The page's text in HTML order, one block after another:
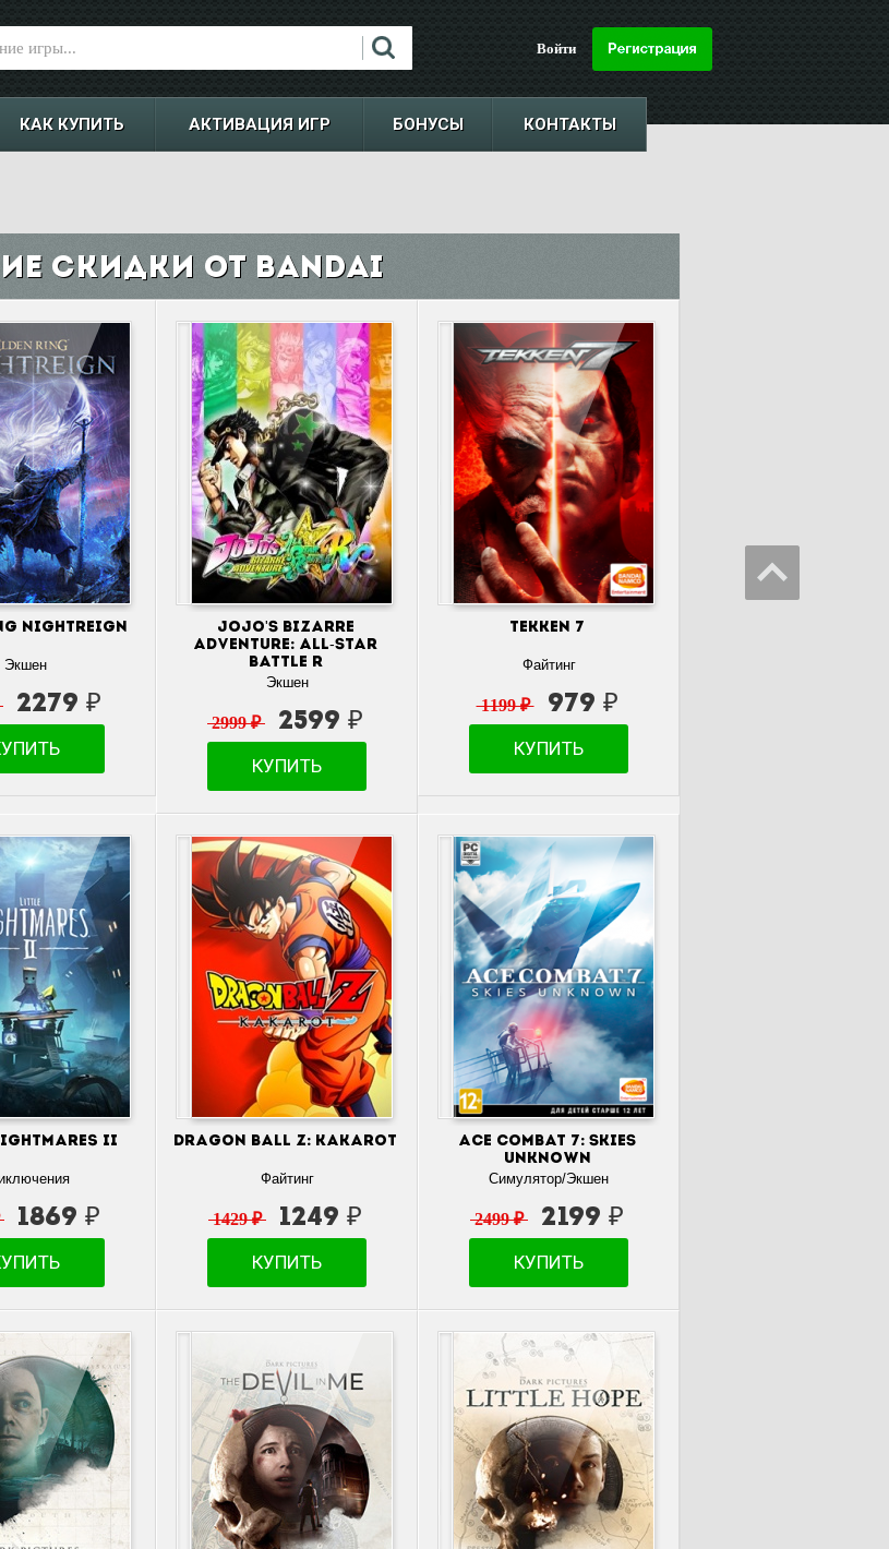
Войти
КАК КУПИТЬ АКТИВАЦИЯ ИГР БОНУСЫ КОНТАКТЫ
скидки от Bandai
NIGHTREIGN
Экшен
2279 ₽
JOJO'S BIZARRE
ADVENTURE: ALL-STAR
BATTLE R
Экшен
2999 ₽ 2599 ₽
КУПИТЬ
TEKKEN 7
Файтинг
1199 ₽ 979 ₽
КУПИТЬ
II
1869 ₽
DRAGON BALL Z: KAKAROT
Файтинг
1429 ₽ 1249 ₽
КУПИТЬ
ACE COMBAT 7: SKIES
UNKNOWN
Симулятор/Экшен
2499 ₽ 2199 ₽
КУПИТЬ